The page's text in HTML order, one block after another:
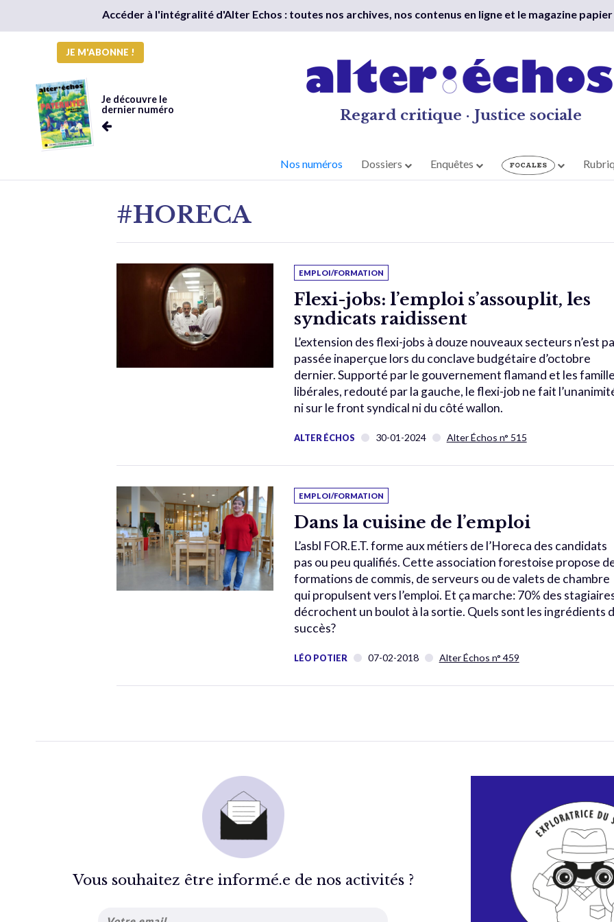
Accéder à l'intégralité d'Alter Echos : toutes nos archives, nos contenus en ligne et le magazine papier
JE M'ABONNE !
Je découvre le
dernier numéro
Regard critique · Justice sociale
Nos numéros Dossiers Enquêtes
#HORECA
EMPLOI/FORMATION
Flexi-jobs: l’emploi s’assouplit, les
syndicats raidissent
L’extension des flexi-jobs à douze nouveaux secteurs n’est
passée inaperçue lors du conclave budgétaire d’octobre
dernier. Supporté par le gouvernement flamand et les
libérales, redouté par la gauche, le flexi-job ne fait
ni sur le front syndical ni du côté wallon.
ALTER ÉCHOS 30-01-2024 Alter Échos n° 515
EMPLOI/FORMATION
Dans la cuisine de l’emploi
L’asbl FOR.E.T. forme aux métiers de l’Horeca des candidats
pas ou peu qualifiés. Cette association forestoise propose
formations de commis, de serveurs ou de valets de chambre
qui propulsent vers l’emploi. Et ça marche: 70% des
décrochent un boulot à la sortie. Quels sont les ingrédients
succès?
LÉO POTIER 07-02-2018 Alter Échos n° 459
Vous souhaitez être informé.e de nos activités ?